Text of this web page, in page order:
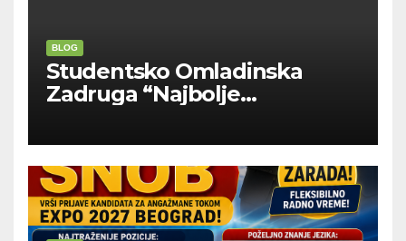
BLOG
Studentsko Omladinska
Zadruga “Najbolje